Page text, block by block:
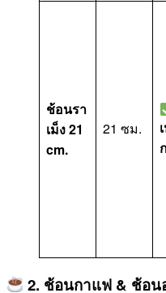
ช้อนรา
เม็ง 21
cm.
21 ซม.
2. ช้อนกาแฟ & ช้อน